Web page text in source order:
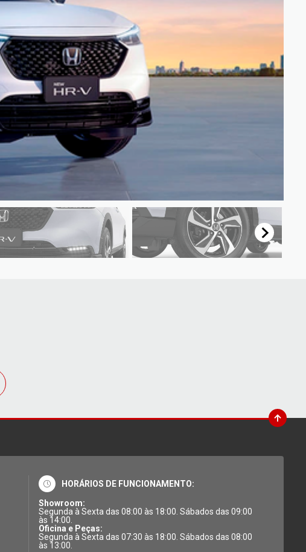
HORÁRIOS DE FUNCIONAMENTO:
Showroom:
Segunda à Sexta das 08:00 às 18:00. Sábados das 09:00
às 14:00.
Oficina e Peças:
Segunda à Sexta das 07:30 às 18:00. Sábados das 08:00
às 13:00.